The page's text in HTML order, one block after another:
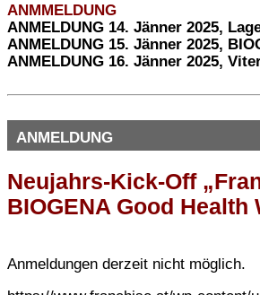
ANMMELDUNG
ANMELDUNG 14. Jänner 2025,
ANMELDUNG 15. Jänner 2025,
ANMELDUNG 16. Jänner 2025,
ANMELDUNG
Neujahrs-Kick-Off
BIOGENA Good
Anmeldungen derzeit nicht möglich.